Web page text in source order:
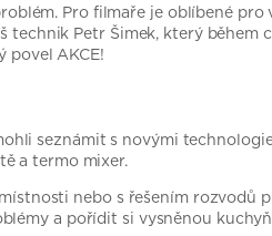
Pro filmaře je oblíbené
Petr Šimek, který
AKCE!
seznámit s novými
a termo mixer.
nebo s řešením rozvodů
a pořídit si vysněnou